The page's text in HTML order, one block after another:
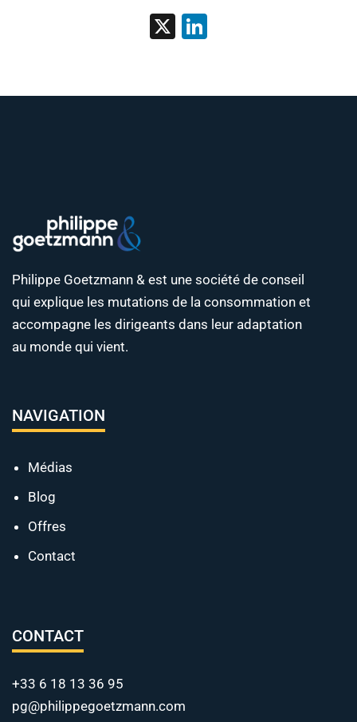
X
Philippe Goetzmann & est une société de conseil
qui explique les mutations de la consommation et
accompagne les dirigeants dans leur adaptation
au monde qui vient.
NAVIGATION
Médias
Blog
Offres
Contact
CONTACT
+33 6 18 13 36 95
pg@philippegoetzmann.com